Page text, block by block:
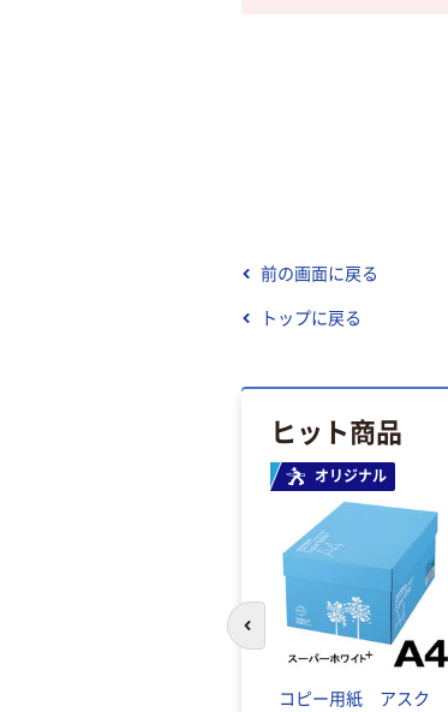
前の画面に戻る
トップに戻る
ヒット商品
オリジナル
コピー用紙 アスク
前のスライドへ